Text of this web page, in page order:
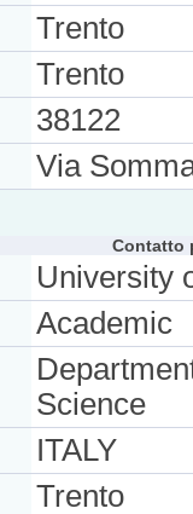
Trento
Trento
38122
Via
Contatto
University
Academic
Science
ITALY
Trento